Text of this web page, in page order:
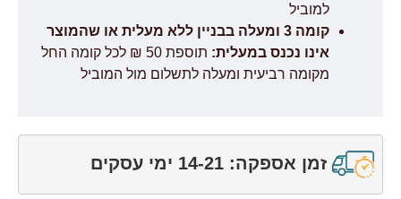
למוביל
קומה 3 ומעלה בבניין ללא מעלית או שהמוצר
אינו נכנס במעלית:
תוספת 50 ₪ לכל קומה החל
מקומה רביעית ומעלה לתשלום מול המוביל
זמן אספקה: 14-21 ימי עסקים